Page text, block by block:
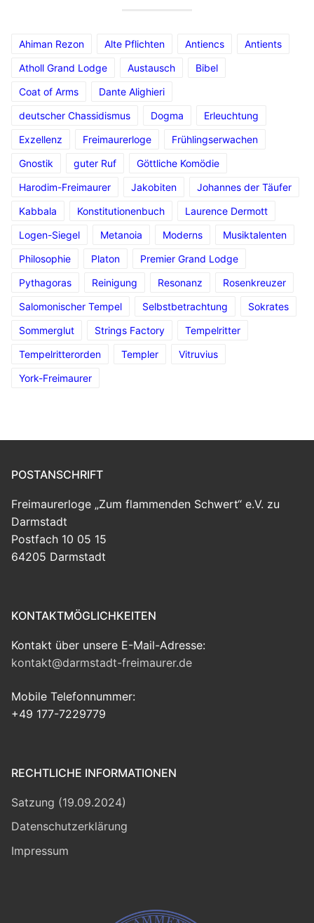
Ahiman Rezon Alte Pflichten Antiencs
Antients
Atholl Grand Lodge
Austausch
Bibel
Coat of Arms
Dante Alighieri
deutscher Chassidismus
Dogma
Erleuchtung
Exzellenz
Freimaurerloge
Frühlingserwachen
Gnostik
guter Ruf
Göttliche Komödie
Harodim-Freimaurer
Jakobiten
Johannes der Täufer
Kabbala
Konstitutionenbuch
Laurence Dermott
Logen-Siegel
Metanoia Moderns
Musiktalenten
Philosophie
Platon
Premier Grand Lodge
Pythagoras
Reinigung Resonanz
Rosenkreuzer
Salomonischer Tempel
Selbstbetrachtung
Sokrates
Sommerglut
Strings Factory
Tempelritter
Tempelritterorden
Templer
Vitruvius
York-Freimaurer
POSTANSCHRIFT
Freimaurerloge „Zum flammenden Schwert“ e.V. zu
Darmstadt
Postfach 10 05 15
64205 Darmstadt
KONTAKTMÖGLICHKEITEN
Kontakt über unsere E-Mail-Adresse:
kontakt@darmstadt-freimaurer.de
Mobile Telefonnummer:
+49 177-7229779
RECHTLICHE INFORMATIONEN
Satzung (19.09.2024)
Datenschutzerklärung
Impressum